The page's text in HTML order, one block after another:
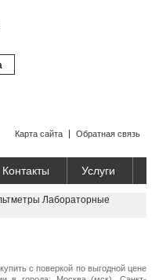
Обратная связь
Карта сайта
Контакты Услуги
Лабораторные
с поверкой по выгодной цене